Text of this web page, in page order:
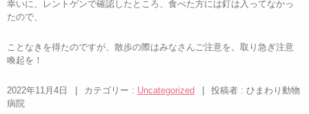
幸いに、レントゲンで確認したところ、食べた方には釘は入ってなかっ
たので、
ことなきを得たのですが、散歩の際はみなさんご注意を。取り急ぎ注意
喚起を！
2022年11月4日 カテゴリー : Uncategorized
投稿者 : ひまわり動物
病院